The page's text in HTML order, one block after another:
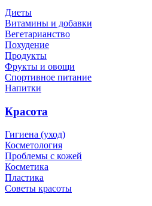
Диеты
Витамины и добавки
Вегетарианство
Похудение
Продукты
Фрукты и овощи
Спортивное питание
Напитки
Красота
Гигиена (уход)
Косметология
Проблемы с кожей
Косметика
Пластика
Советы красоты